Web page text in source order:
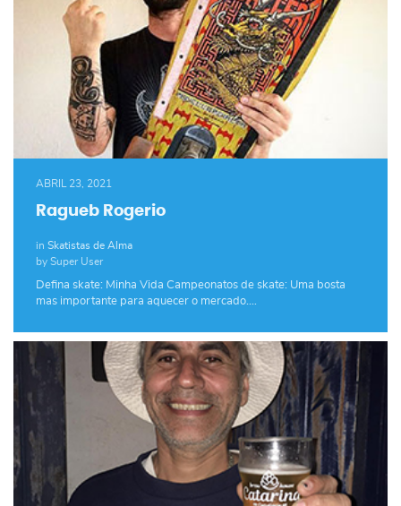
ABRIL 23, 2021
Ragueb Rogerio
in Skatistas de Alma
by Super User
Defina skate: Minha Vida Campeonatos de skate: Uma bosta
mas importante para aquecer o mercado.…